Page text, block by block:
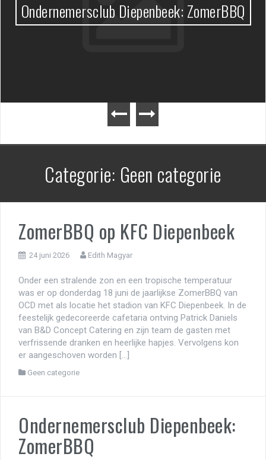
Ondernemersclub Diepenbeek: ZomerBBQ
Categorie: Geen categorie
ZomerBBQ op KFC Diepenbeek
24 juni 2026 Edith Magyar
Onder een stralende zon en een tropische temperatuur
was er op donderdag 18 juni de jaarlijkse ZomerBBQ van
OCD met als locatie het stadion van KFC Diepenbeek. In de
feestelijk gedecoreerde cafetaria ontving Patrick Daniels
van B&D Concept Catering en zijn team de gasten met
verfrissende dranken en heerlijke hapjes. Vervolgens kon
er aangeschoven worden […]
Geen categorie
Ondernemersclub Diepenbeek:
ZomerBBQ